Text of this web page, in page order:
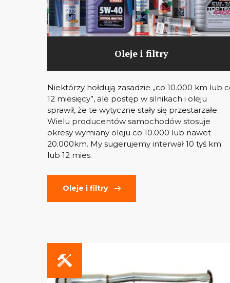
Oleje i filtry
Niektórzy hołdują zasadzie „co 10.000 km lub
12 miesięcy”, ale postęp w silnikach i oleju
sprawił, że te wytyczne stały się przestarzałe.
Wielu producentów samochodów stosuje
okresy wymiany oleju co 10.000 lub nawet
20.000km. My sugerujemy interwał 10 tyś km
lub 12 mies.
Oleje i filtry